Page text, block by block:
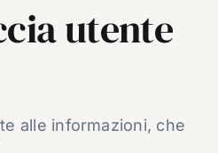
utente
alle informazioni, che